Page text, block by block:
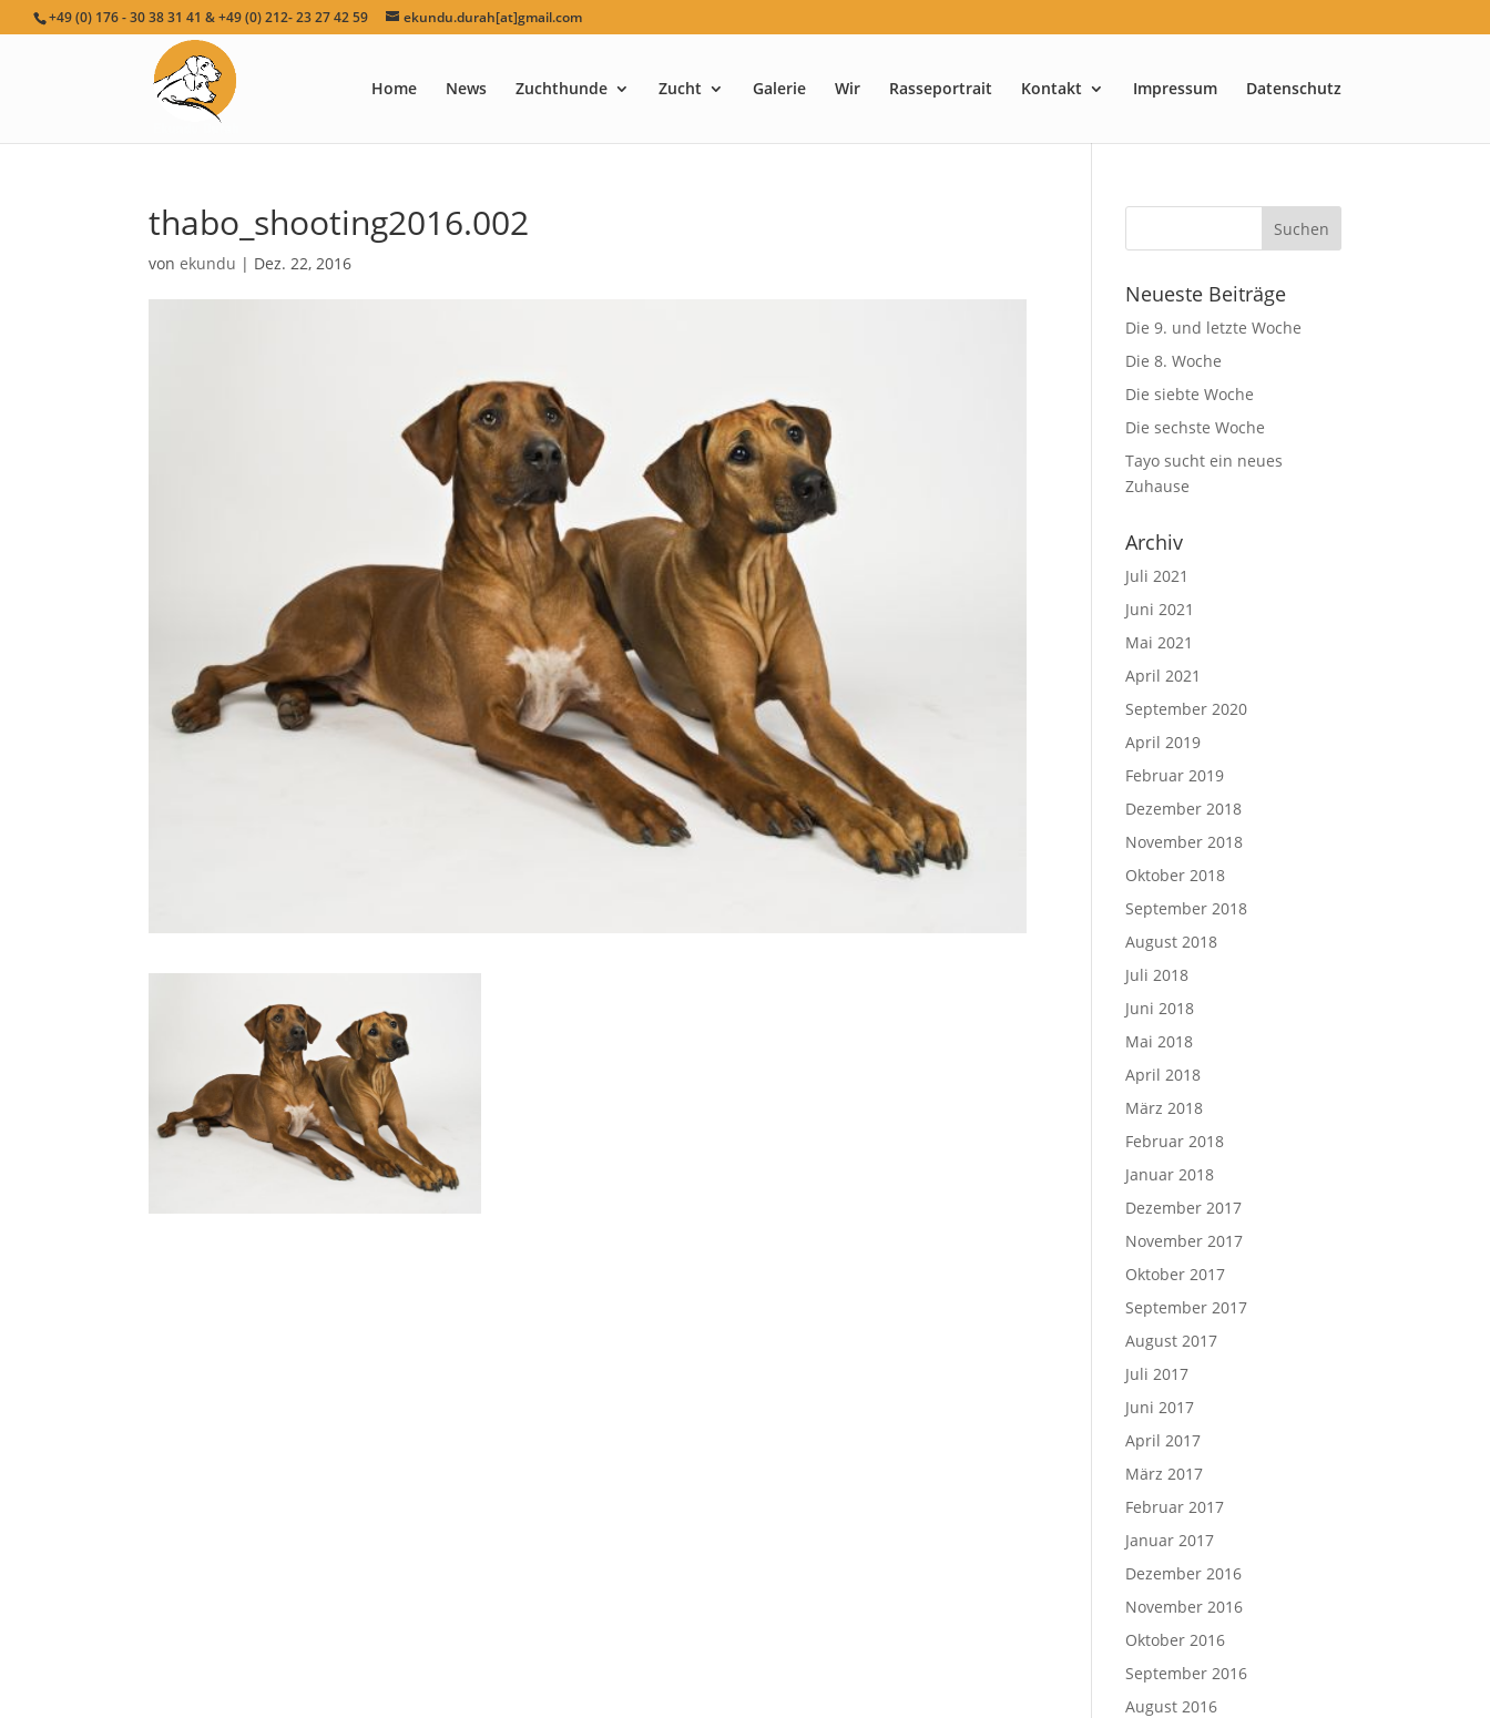
+49 (0) 176 - 30 38 31 41 & +49 (0) 212- 23 27 42 59 ekundu.durah[at]gmail.com
Home News Zuchthunde Zucht Galerie Wir Rasseportrait Kontakt Impressum Datenschutz
thabo_shooting2016.002
vonekundu | Dez. 22, 2016
Neueste Beiträge
Die 9. und letzte Woche
Die 8. Woche
Die siebte Woche
Die sechste Woche
Tayo sucht ein neues
Zuhause
Archiv
Juli 2021
Juni 2021
Mai 2021
April 2021
September 2020
April 2019
Februar 2019
Dezember 2018
November 2018
Oktober 2018
September 2018
August 2018
Juli 2018
Juni 2018
Mai 2018
April 2018
März 2018
Februar 2018
Januar 2018
Dezember 2017
November 2017
Oktober 2017
September 2017
August 2017
Juli 2017
Juni 2017
April 2017
März 2017
Februar 2017
Januar 2017
Dezember 2016
November 2016
Oktober 2016
September 2016
August 2016